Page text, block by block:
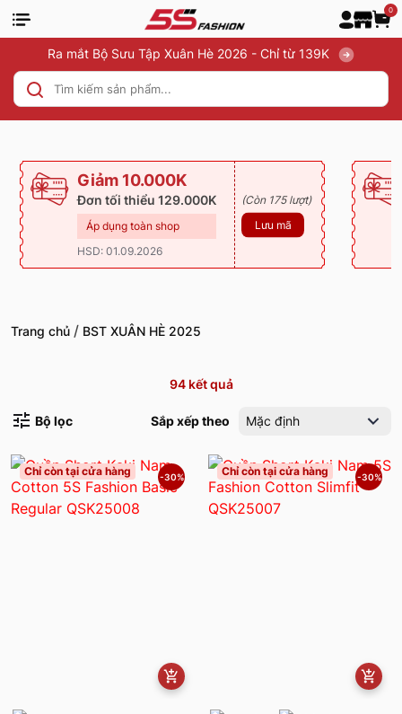
0
Ra mắt Bộ Sưu Tập Xuân Hè 2026 - Chỉ từ 139K
Giảm 10.000K
Đơn tối thiểu 129.000K
Áp dụng toàn shop
HSD: 01.09.2026
(Còn 175 lượt)
Lưu mã
Trang chủ / BST XUÂN HÈ 2025
94kết quả
Bộ lọc Sắp xếp theo Mặc định
Chỉ còn tại cửa hàng -30% Chỉ còn tại cửa hàng -30%